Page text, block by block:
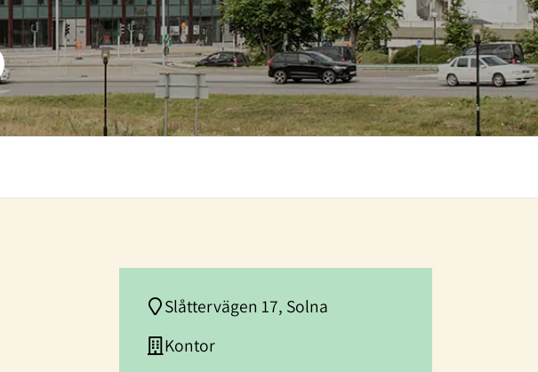
Slåttervägen 17, Solna
Kontor